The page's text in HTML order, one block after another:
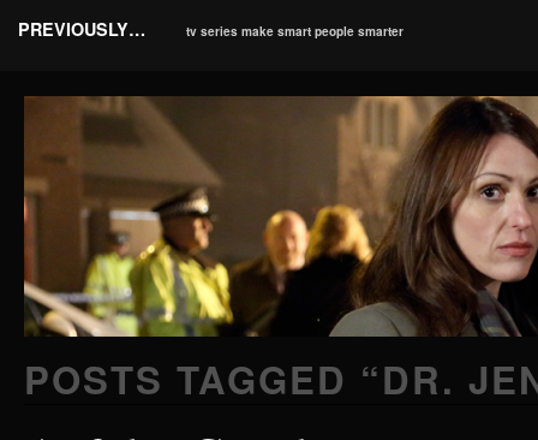
PREVIOUSLY… tv series make smart people smarter
POSTS TAGGED “DR.